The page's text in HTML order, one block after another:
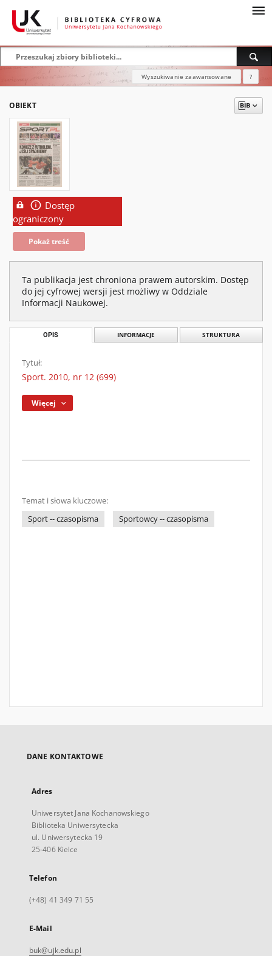
Wyszukiwanie zaawansowane ?
OBIEKT
Dostęp
ograniczony
Pokaż treść
Ta publikacja jest chroniona prawem autorskim. Dostęp
do jej cyfrowej wersji jest możliwy w Oddziale
Informacji Naukowej.
OPIS INFORMACJE STRUKTURA
Tytuł:
Sport. 2010, nr 12 (699)
Więcej
Temat i słowa kluczowe:
Sport -- czasopisma
Sportowcy -- czasopisma
DANE KONTAKTOWE
Adres
Uniwersytet Jana Kochanowskiego
Biblioteka Uniwersytecka
ul. Uniwersytecka 19
25-406 Kielce
Telefon
(+48) 41 349 71 55
E-Mail
buk@ujk.edu.pl